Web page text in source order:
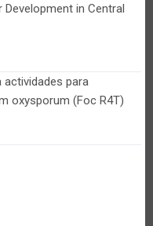
in Central
actividades para
oxysporum (Foc R4T)